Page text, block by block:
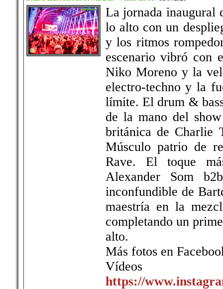
La jornada inaugural
lo alto con un
y los ritmos
escenario vibró con
Niko Moreno y la
electro-techno y la
límite. El drum &
de la mano del
británica de Charlie
Músculo patrio de
Rave. El toque
Alexander Som
inconfundible de
maestría en la
completando un
alto.
Más fotos en
https://